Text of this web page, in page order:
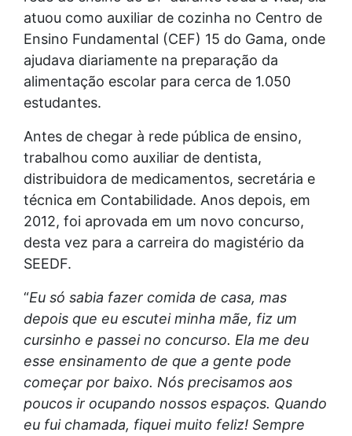
atuou como auxiliar de cozinha no Centro de
Ensino Fundamental (CEF) 15 do Gama, onde
ajudava diariamente na preparação da
alimentação escolar para cerca de 1.050
estudantes.
Antes de chegar à rede pública de ensino,
trabalhou como auxiliar de dentista,
distribuidora de medicamentos, secretária e
técnica em Contabilidade. Anos depois, em
2012, foi aprovada em um novo concurso,
desta vez para a carreira do magistério da
SEEDF.
“Eu só sabia fazer comida de casa, mas
depois que eu escutei minha mãe, fiz um
cursinho e passei no concurso. Ela me deu
esse ensinamento de que a gente pode
começar por baixo. Nós precisamos aos
poucos ir ocupando nossos espaços. Quando
eu fui chamada, fiquei muito feliz! Sempre